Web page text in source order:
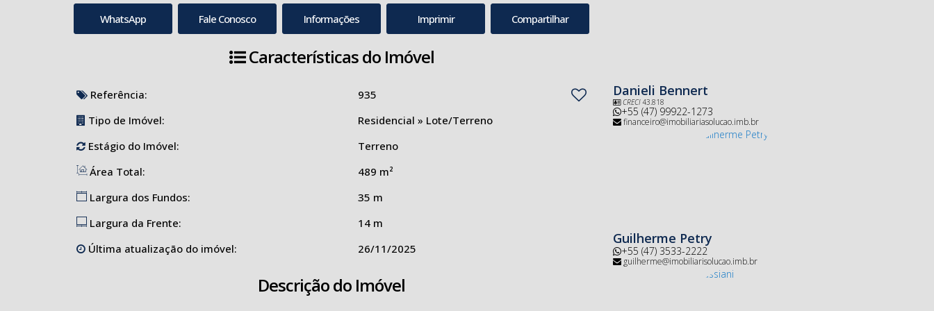
WhatsApp Fale Conosco Informações Imprimir Compartilhar
Características do Imóvel
Referência:
935
Tipo de Imóvel:
Residencial » Lote/Terreno
Estágio do Imóvel:
Terreno
Área Total:
489 m²
Largura dos Fundos:
35 m
Largura da Frente:
14 m
Última atualização do imóvel:
26/11/2025
Descrição do Imóvel
Danieli Bennert
CRECI43.818
+55 (47) 99922-1273
financeiro@imobiliariasolucao.imb.br
Guilherme Petry
+55 (47) 3533-2222
guilherme@imobiliarisolucao.imb.br